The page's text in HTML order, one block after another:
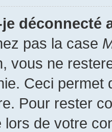
déconnecté
pas la case
vous ne
Ceci permet
Pour rester
de votre